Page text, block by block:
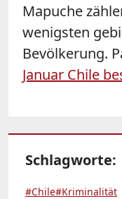
Mapuche
wenigsten
Bevölkerung.
Januar Chile
Schlagworte:
#Chile#Kriminalität